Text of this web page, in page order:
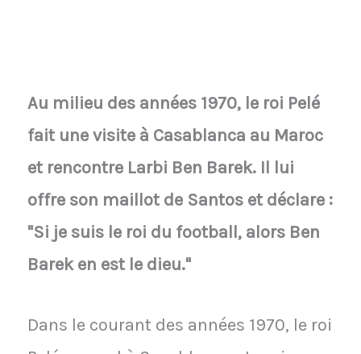
Au milieu des années 1970, le roi Pelé
fait une visite à Casablanca au Maroc
et rencontre Larbi Ben Barek. Il lui
offre son maillot de Santos et déclare :
"Si je suis le roi du football, alors Ben
Barek en est le dieu."
Dans le courant des années 1970, le roi